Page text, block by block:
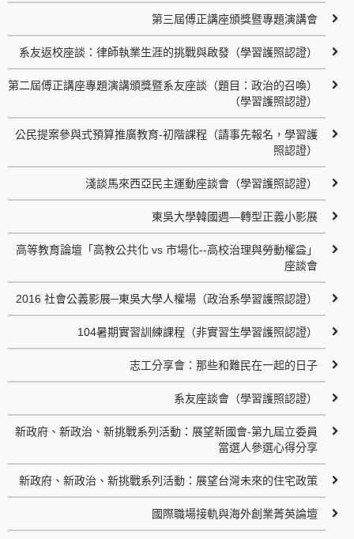
第三屆傅正講座頒獎暨專題演講會
系友返校座談：律師執業生涯的挑戰與啟發（學習護照認證）
第二屆傅正講座專題演講頒獎暨系友座談（題目：政治的召喚）
（學習護照認證）
公民提案參與式預算推廣教育-初階課程（請事先報名，學習護
照認證）
淺談馬來西亞民主運動座談會（學習護照認證）
東吳大學韓國週—轉型正義小影展
高等教育論壇「高教公共化 vs 市場化--高校治理與勞動權益」
座談會
2016 社會公義影展─東吳大學人權場（政治系學習護照認證）
104暑期實習訓練課程（非實習生學習護照認證）
志工分享會：那些和難民在一起的日子
系友座談會（學習護照認證）
新政府、新政治、新挑戰系列活動：展望新國會-第九屆立委員
當選人參選心得分享
新政府、新政治、新挑戰系列活動：展望台灣未來的住宅政策
國際職場接軌與海外創業菁英論壇